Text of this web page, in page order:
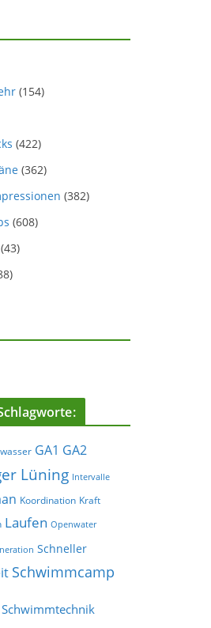
(154)
(422)
(362)
(382)
(608)
(43)
GA1 GA2
Lüning Intervalle
Koordination Kraft
Laufen Openwater
Schneller
Schwimmcamp
Schwimmtechnik